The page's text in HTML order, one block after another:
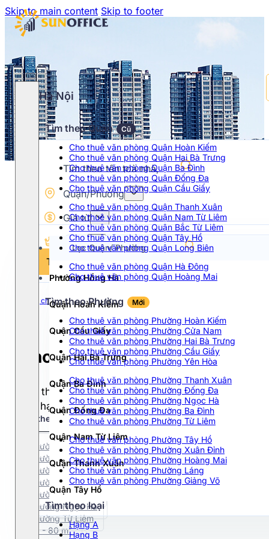
Skip to main content Skip to footer
Hà Nội
Tìm theo Quận Cũ
Cho thuê văn phòng Quận Hoàn Kiếm
Cho thuê văn phòng Quận Hai Bà Trưng
Cho thuê văn phòng Quận Ba Đình
Cho thuê văn phòng Quận Đống Đa
Cho thuê văn phòng Quận Cầu Giấy
Cho thuê văn phòng Quận Thanh Xuân
Cho thuê văn phòng Quận Nam Từ Liêm
Cho thuê văn phòng Quận Bắc Từ Liêm
Cho thuê văn phòng Quận Tây Hồ
Cho thuê văn phòng Quận Long Biên
Cho thuê văn phòng Quận Hà Đông
Cho thuê văn phòng Quận Hoàng Mai
Tìm theo Phường Mới
Cho thuê văn phòng Phường Hoàn Kiếm
Cho thuê văn phòng Phường Cửa Nam
Cho thuê văn phòng Phường Hai Bà Trưng
Cho thuê văn phòng Phường Cầu Giấy
Cho thuê văn phòng Phường Yên Hòa
Cho thuê văn phòng Phường Thanh Xuân
Cho thuê văn phòng Phường Đống Đa
Cho thuê văn phòng Phường Ngọc Hà
Cho thuê văn phòng Phường Ba Đình
Cho thuê văn phòng Phường Từ Liêm
Cho thuê văn phòng Phường Tây Hồ
Cho thuê văn phòng Phường Xuân Đỉnh
Cho thuê văn phòng Phường Hoàng Mai
Cho thuê văn phòng Phường Láng
Cho thuê văn phòng Phường Giảng Võ
Tìm theo loại
Hạng A
Hạng B
Quận/Phường
Phường Hồng Hà
Quận Hoàn Kiếm
Quận Cầu Giấy
Quận Hai Bà Trưng
Quận Ba Đình
Quận Đống Đa
Quận Nam Từ Liêm
Quận Thanh Xuân
Quận Tây Hồ
Quận Hà Đông
Giá từ
Tất cả
40$ - 50$
>50$
Dưới 10$
10$ - 20$
20$ - 30$
30$ - 40$
Hạng
Chọn hạng
Tất cả
Hạng A
Hạng B
Hạng C
Hạng D
Tìm kiếm
Trang chủ Hà Nội Quận Đống Đa Đường Mai Anh Tuấn
Cho thuê văn phòng Đường
Cho thuê văn phòng tại Đường Mai Anh Tuấn
nhà hạng A-B-C với đa dạng diện tích từ 100m2
Tìm theo phường Mới
Phường Hoàn Kiếm
Phường Thanh Xuân
Phường Cầu Giấy
Phường Ba Đình
Phường Đống Đa
Phường Ngọc Hà
Phường Từ Liêm
50 - 80 m²